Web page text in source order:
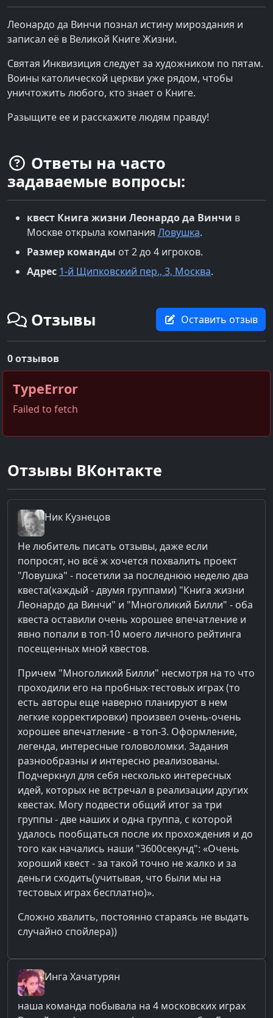
Леонардо да Винчи познал истину мироздания и
записал её в Великой Книге Жизни.
Святая Инквизиция следует за художником по пятам.
Воины католической церкви уже рядом, чтобы
уничтожить любого, кто знает о Книге.
Разыщите ее и расскажите людям правду!
Ответы на часто
задаваемые вопросы:
квест Книга жизни Леонардо да Винчи в
Москве открыла компания Ловушка.
Размер команды от 2 до 4 игроков.
Адрес 1-й Щипковский пер., 3, Москва.
Отзывы Оставить отзыв
0 отзывов
TypeError
Failed to fetch
Отзывы ВКонтакте
Ник Кузнецов
Не любитель писать отзывы, даже если
попросят, но всё ж хочется похвалить проект
"Ловушка" - посетили за последнюю неделю два
квеста(каждый - двумя группами) "Книга жизни
Леонардо да Винчи" и "Многоликий Билли" - оба
квеста оставили очень хорошее впечатление и
явно попали в топ-10 моего личного рейтинга
посещенных мной квестов.
Причем "Многоликий Билли" несмотря на то что
проходили его на пробных-тестовых играх (то
есть авторы еще наверно планируют в нем
легкие корректировки) произвел очень-очень
хорошее впечатление - в топ-3. Оформление,
легенда, интересные головоломки. Задания
разнообразны и интересно реализованы.
Подчеркнул для себя несколько интересных
идей, которых не встречал в реализации других
квестах. Могу подвести общий итог за три
группы - две наших и одна группа, с которой
удалось пообщаться после их прохождения и до
того как начались наши "3600секунд": «Очень
хороший квест - за такой точно не жалко и за
деньги сходить(учитывая, что были мы на
тестовых играх бесплатно)».
Сложно хвалить, постоянно стараясь не выдать
случайно спойлера))
Инга Хачатурян
наша команда побывала на 4 московских играх